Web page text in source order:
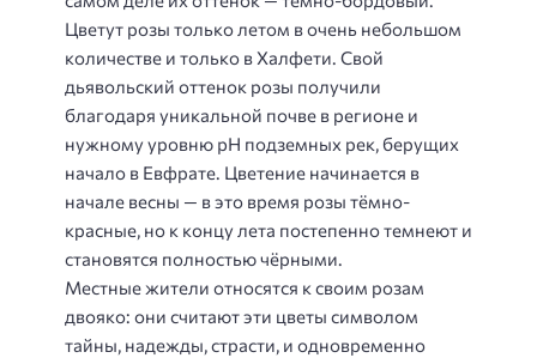
Цветут розы только летом в очень небольшом
количестве и только в Халфети. Свой
дьявольский оттенок розы получили
благодаря уникальной почве в регионе и
нужному уровню pH подземных рек, берущих
начало в Евфрате. Цветение начинается в
начале весны — в это время розы тёмно-
красные, но к концу лета постепенно темнеют и
становятся полностью чёрными.
Местные жители относятся к своим розам
двояко: они считают эти цветы символом
тайны, надежды, страсти, и одновременно